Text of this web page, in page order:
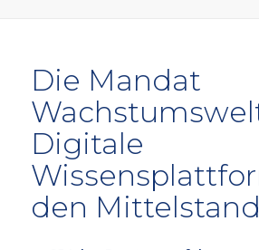
Die Mandat
Digitale
den Mittelstand